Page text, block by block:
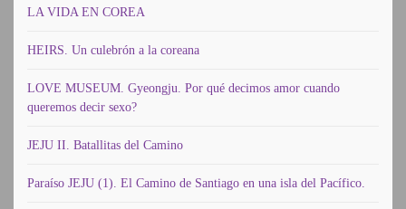
LA VIDA EN COREA
HEIRS. Un culebrón a la coreana
LOVE MUSEUM. Gyeongju. Por qué decimos amor cuando
queremos decir sexo?
JEJU II. Batallitas del Camino
Paraíso JEJU (1). El Camino de Santiago en una isla del Pacífico.